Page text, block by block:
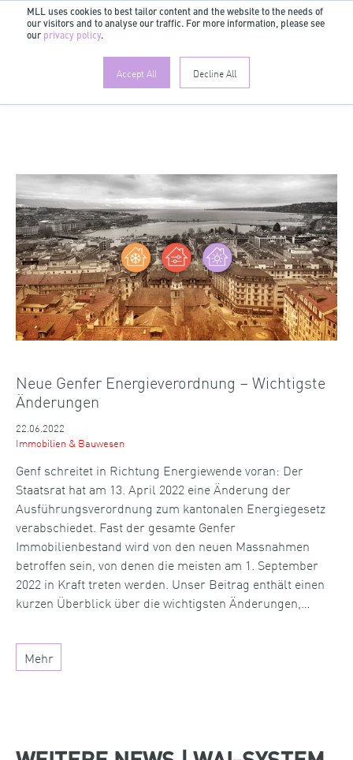
MLL uses cookies to best tailor content and the website to the needs of
our visitors and to analyse our traffic. For more information, please see
our privacy policy.
Accept All Decline All
DE
Neue Genfer Energieverordnung – Wichtigste
Änderungen
22.06.2022
Immobilien & Bauwesen
Genf schreitet in Richtung Energiewende voran: Der
Staatsrat hat am 13. April 2022 eine Änderung der
Ausführungsverordnung zum kantonalen Energiegesetz
verabschiedet. Fast der gesamte Genfer
Immobilienbestand wird von den neuen Massnahmen
betroffen sein, von denen die meisten am 1. September
2022 in Kraft treten werden. Unser Beitrag enthält einen
kurzen Überblick über die wichtigsten Änderungen,…
Mehr